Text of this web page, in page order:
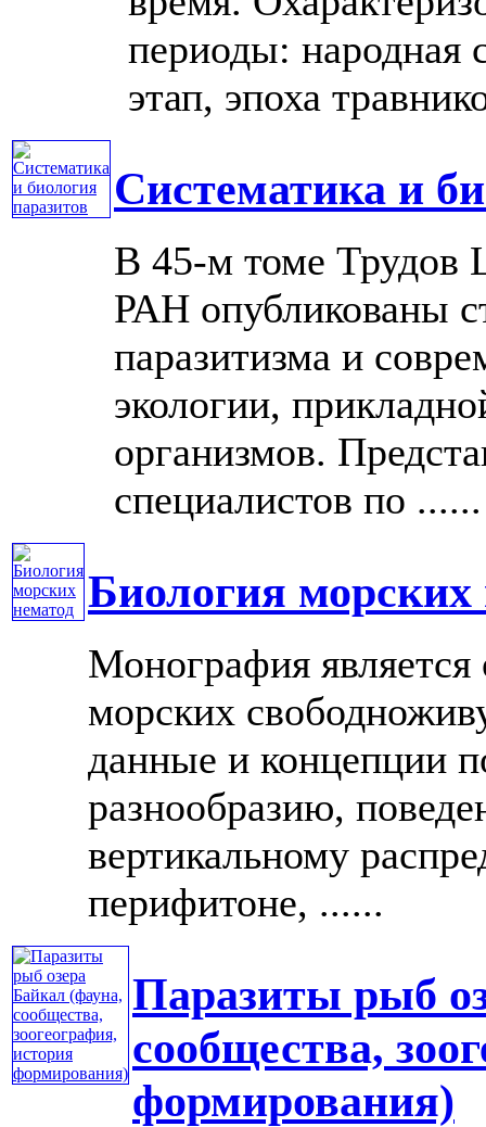
периоды: народная
этап, эпоха
Систематика и
В 45-м томе Трудов
РАН опубликованы
паразитизма и
экологии,
организмов.
специалистов по ......
Биология морских
Монография является
морских
данные и концепции
разнообразию,
вертикальному
перифитоне, ......
Паразиты рыб
сообщества,
формирования)